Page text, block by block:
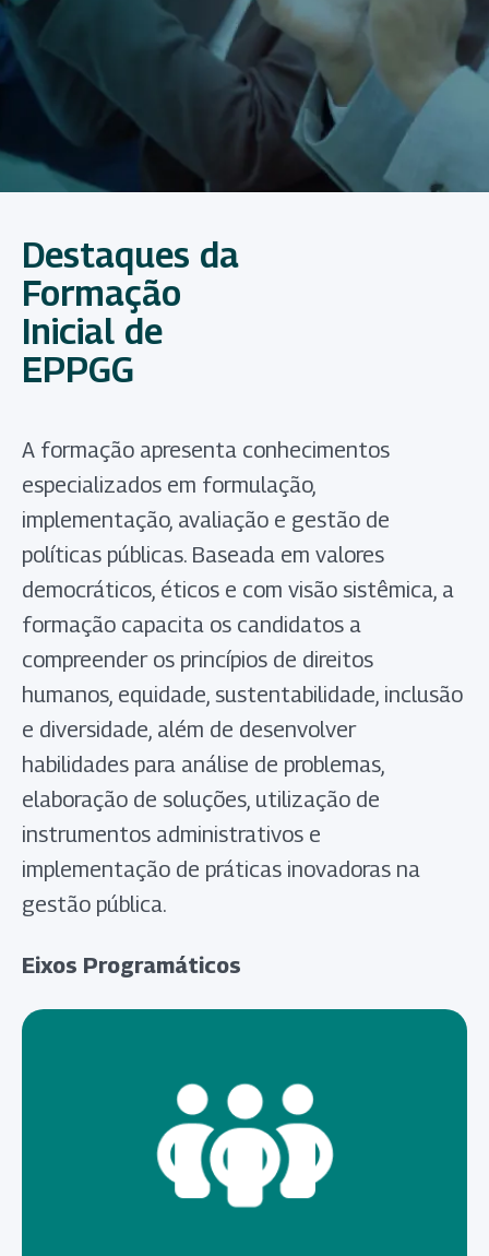
Destaques da
Formação
Inicial de
EPPGG
A formação apresenta conhecimentos
especializados em formulação,
implementação, avaliação e gestão de
políticas públicas. Baseada em valores
democráticos, éticos e com visão sistêmica, a
formação capacita os candidatos a
compreender os princípios de direitos
humanos, equidade, sustentabilidade, inclusão
e diversidade, além de desenvolver
habilidades para análise de problemas,
elaboração de soluções, utilização de
instrumentos administrativos e
implementação de práticas inovadoras na
gestão pública.
Eixos Programáticos